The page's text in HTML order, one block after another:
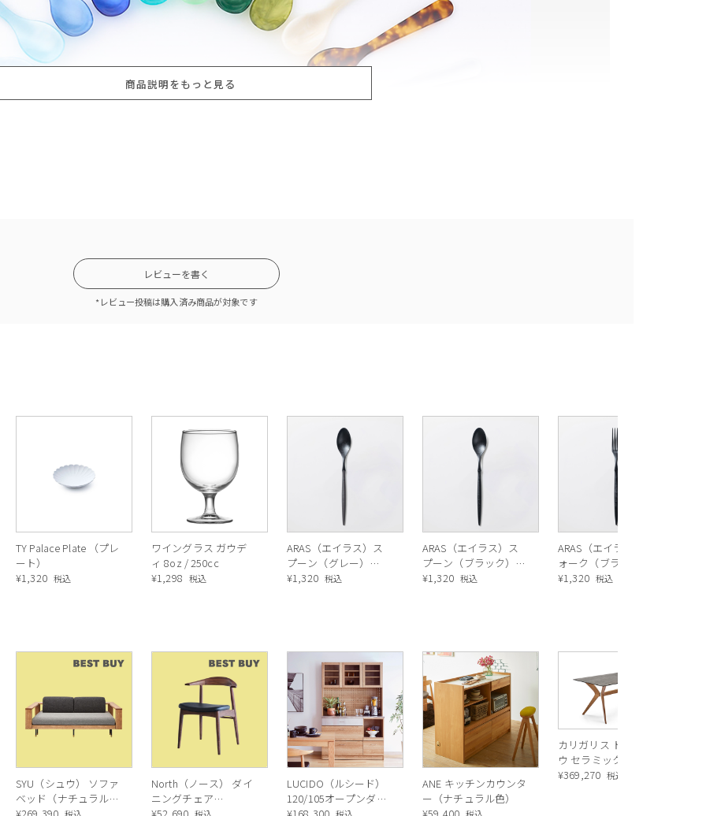
毎日使いたくなる、ちょうどいいサイズ感
ヨーグルトやアイスはもちろん
ジャムをすくったり、ソースやペーストを取り分
けたり、何かと便利なんです。
軽いから持ち歩きにもぴったりで、ピクニックや
キャンプにも大活躍！
気軽に使えて、毎日頼れる存在です。
商品説明をもっと見る
レビューを書く
*レビュー投稿は購入済み商品が対象です
TY Palace Plate （プレ
ート）
¥1,320 税込
ワイングラス ガウデ
ィ 8oz / 250cc
¥1,298 税込
ARAS（エイラス）ス
プーン（グレー）
21cm
¥1,320 税込
ARAS（エイラス）ス
プーン（ブラック）
21cm
¥1,320 税込
ARAS（エイラス）フ
ォーク（ブラック）
21cm
¥1,320 税込
SYU（シュウ） ソファ
ベッド（ナチュラル）
North（ノース） ダイ
ニングチェア
LUCIDO（ルシード）
120/105オープンダイ
ANE キッチンカウンタ
ー（ナチュラル色）
カリガリス トウキョ
ウ セラミック ダイニ
ングテーブル ／
¥369,270 税込